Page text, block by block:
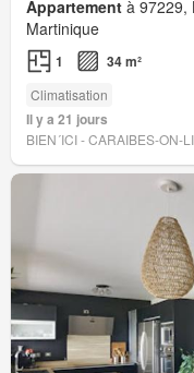
Appartement à 97229,
Martinique
1 34 m²
Climatisation
Il y a 21 jours
BIEN´ICI - CARAIBES-ON-